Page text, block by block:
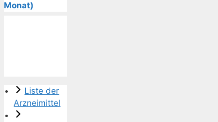
Monat)
Liste der
Arzneimittel